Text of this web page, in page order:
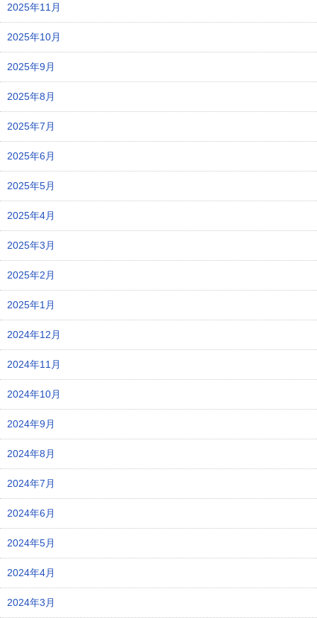
2025年11月
2025年10月
2025年9月
2025年8月
2025年7月
2025年6月
2025年5月
2025年4月
2025年3月
2025年2月
2025年1月
2024年12月
2024年11月
2024年10月
2024年9月
2024年8月
2024年7月
2024年6月
2024年5月
2024年4月
2024年3月